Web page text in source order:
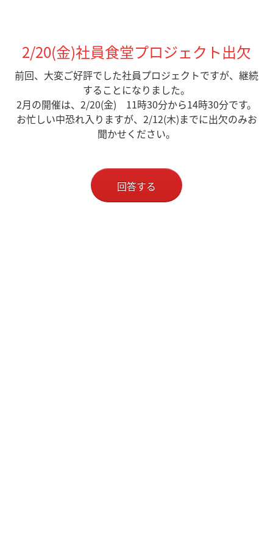
2/20(金)社員食堂プロジェクト出欠
前回、大変ご好評でした社員プロジェクトですが、継続
することになりました。
2月の開催は、2/20(金) 11時30分から14時30分です。
お忙しい中恐れ入りますが、2/12(木)までに出欠のみお
聞かせください。
回答する